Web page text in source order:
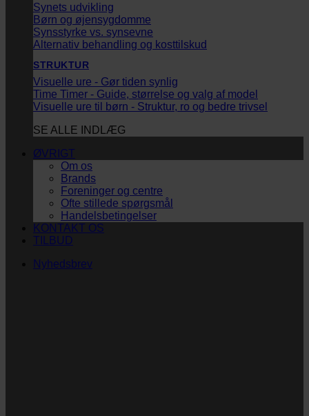
Synets udvikling
Børn og øjensygdomme
Synsstyrke vs. synsevne
Alternativ behandling og kosttilskud
STRUKTUR
Visuelle ure - Gør tiden synlig
Time Timer - Guide, størrelse og valg af model
Visuelle ure til børn - Struktur, ro og bedre trivsel
SE ALLE INDLÆG
ØVRIGT
Om os
Brands
Foreninger og centre
Ofte stillede spørgsmål
Handelsbetingelser
KONTAKT OS
TILBUD
Nyhedsbrev